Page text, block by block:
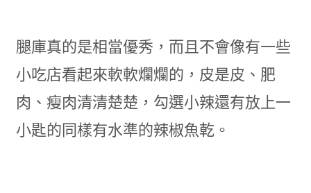
腿庫真的是相當優秀，而且不會像有一些
小吃店看起來軟軟爛爛的，皮是皮、肥
肉、瘦肉清清楚楚，勾選小辣還有放上一
小匙的同樣有水準的辣椒魚乾。